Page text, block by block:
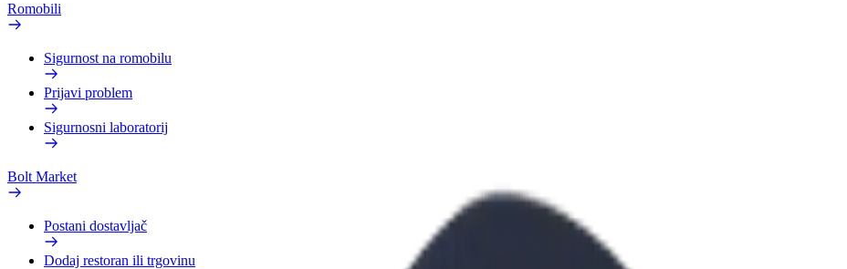
Romobili
Sigurnost na romobilu
Prijavi problem
Sigurnosni laboratorij
Bolt Market
Postani dostavljač
Dodaj restoran ili trgovinu